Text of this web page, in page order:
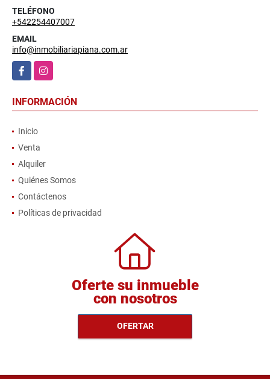
TELÉFONO
+542254407007
EMAIL
info@inmobiliariapiana.com.ar
FacebookInstagram
INFORMACIÓN
Inicio
Venta
Alquiler
Quiénes Somos
Contáctenos
Políticas de privacidad
Oferte su inmueble
con nosotros
OFERTAR